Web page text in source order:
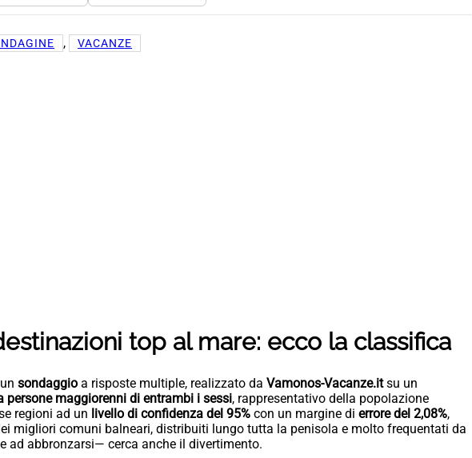
, VACANZE
top al mare: ecco la classifica
sondaggio a risposte multiple, realizzato da Vamonos-Vacanze.itsu un
persone maggiorenni di entrambi i sessi, rappresentativo della popolazione
regioni ad un livello di confidenza del 95% con un margine di errore del 2,08%,
migliori comuni balneari, distribuiti lungo tutta la penisola e molto frequentati da
ad abbronzarsi— cerca anche il divertimento.